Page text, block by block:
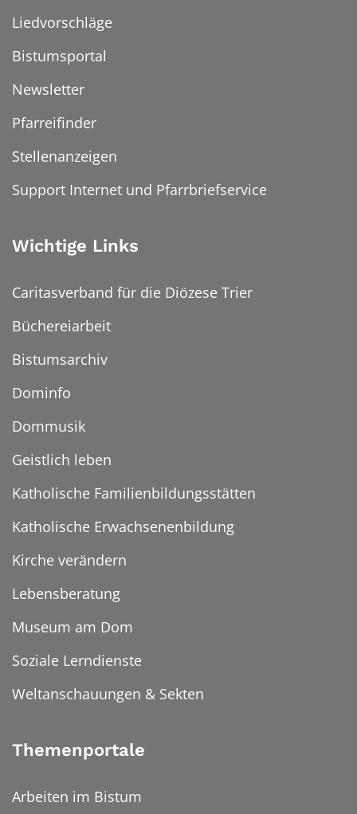
Liedvorschläge
Bistumsportal
Newsletter
Pfarreifinder
Stellenanzeigen
Support Internet und Pfarrbriefservice
Wichtige Links
Caritasverband für die Diözese Trier
Büchereiarbeit
Bistumsarchiv
Dominfo
Dommusik
Geistlich leben
Katholische Familienbildungsstätten
Katholische Erwachsenenbildung
Kirche verändern
Lebensberatung
Museum am Dom
Soziale Lerndienste
Weltanschauungen & Sekten
Themenportale
Arbeiten im Bistum